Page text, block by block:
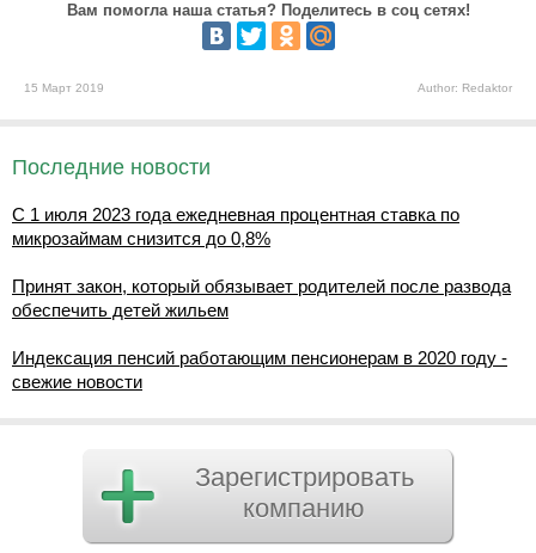
Вам помогла наша статья? Поделитесь в соц сетях!
15 Март 2019 Author: Redaktor
Последние новости
С 1 июля 2023 года ежедневная процентная ставка по
микрозаймам снизится до 0,8%
Принят закон, который обязывает родителей после развода
обеспечить детей жильем
Индексация пенсий работающим пенсионерам в 2020 году -
свежие новости
Зарегистрировать
компанию